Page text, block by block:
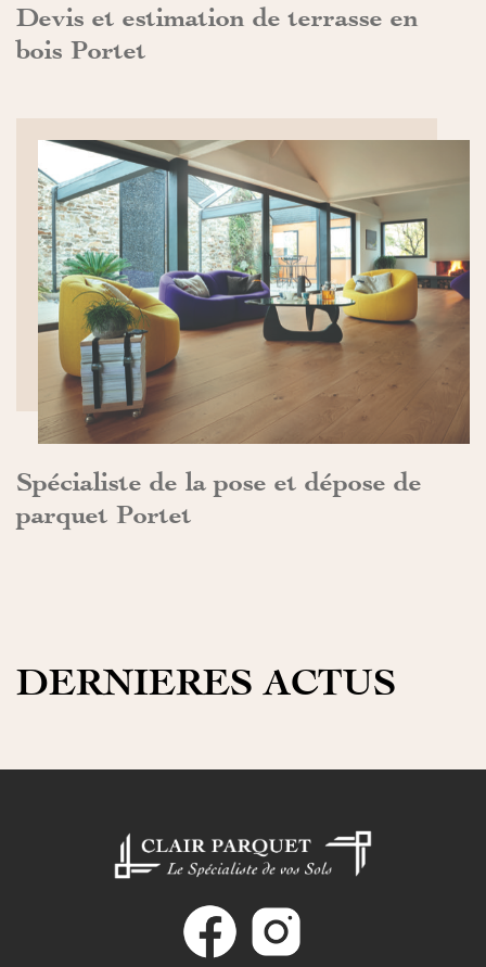
Devis et estimation de terrasse en
bois Portet
Spécialiste de la pose et dépose de
parquet Portet
DÉCOUVRIR>>
DERNIERES ACTUS